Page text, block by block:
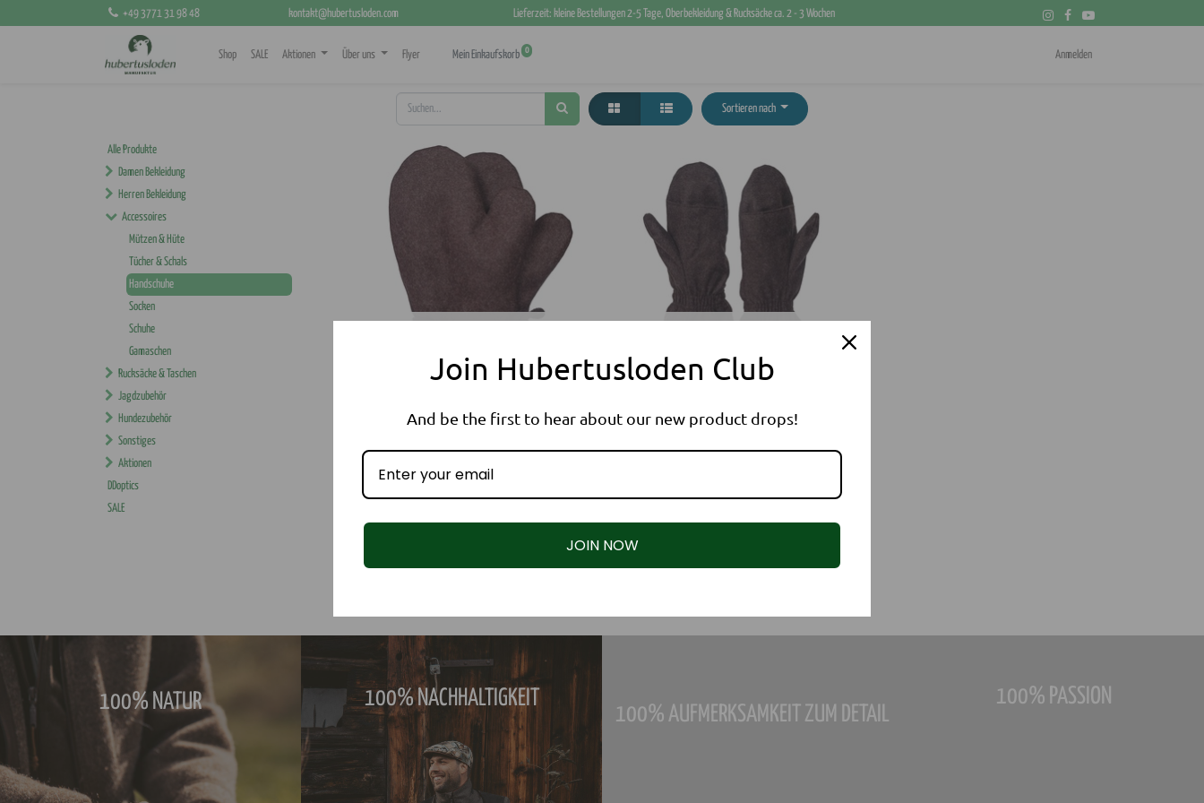
+49 3771 31 98 48 kontakt@hubertusloden.com Lieferzeit: kleine Bestellungen 2-5 Tage, Oberbekleidung & Rucksäcke ca. 2 - 3 Wochen
Shop SALE Aktionen Über uns Flyer Mein Einkaufskorb 0 Anmelden
Sortieren nach
Alle Produkte
Damen Bekleidung
Herren Bekleidung
Accessoires
Mützen & Hüte
Tücher & Schals
Handschuhe
Socken
Schuhe
Gamaschen
Rucksäcke & Taschen
Jagdzubehör
Hundezubehör
Sonstiges
Aktionen
DDoptics
SALE
119,00 89,00
100% NATUR 100% NACHHALTIGKEIT
100% AUFMERKSAMKEIT ZUM DETAIL
100% PASSION
Join Hubertusloden Club
And be the first to hear about our new product drops!
JOIN NOW